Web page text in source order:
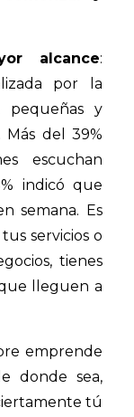
alcance:
por la
pequeñas y
Más del 39%
escuchan
indicó que
semana. Es
servicios o
tienes
lleguen a
emprende
donde sea,
tú